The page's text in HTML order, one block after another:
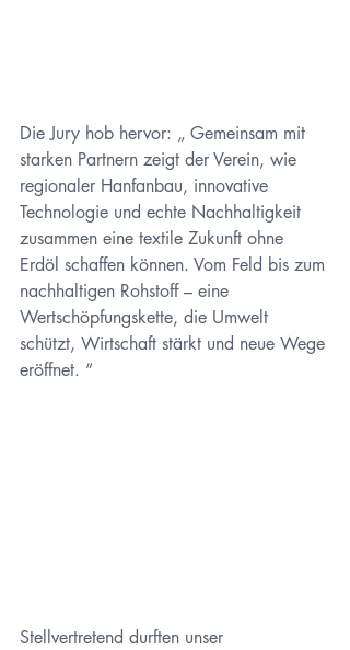
Die Jury hob hervor: „ Gemeinsam mit
starken Partnern zeigt der Verein, wie
regionaler Hanfanbau, innovative
Technologie und echte Nachhaltigkeit
zusammen eine textile Zukunft ohne
Erdöl schaffen können. Vom Feld bis zum
nachhaltigen Rohstoff – eine
Wertschöpfungskette, die Umwelt
schützt, Wirtschaft stärkt und neue Wege
eröffnet. “
Stellvertretend durften unser